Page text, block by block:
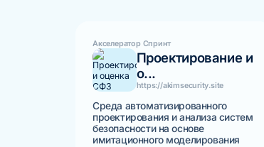
Акселератор Спринт
Проектирование и
о...
https://akimsecurity.site
Среда автоматизированного
проектирования и анализа систем
безопасности на основе
имитационного моделирования